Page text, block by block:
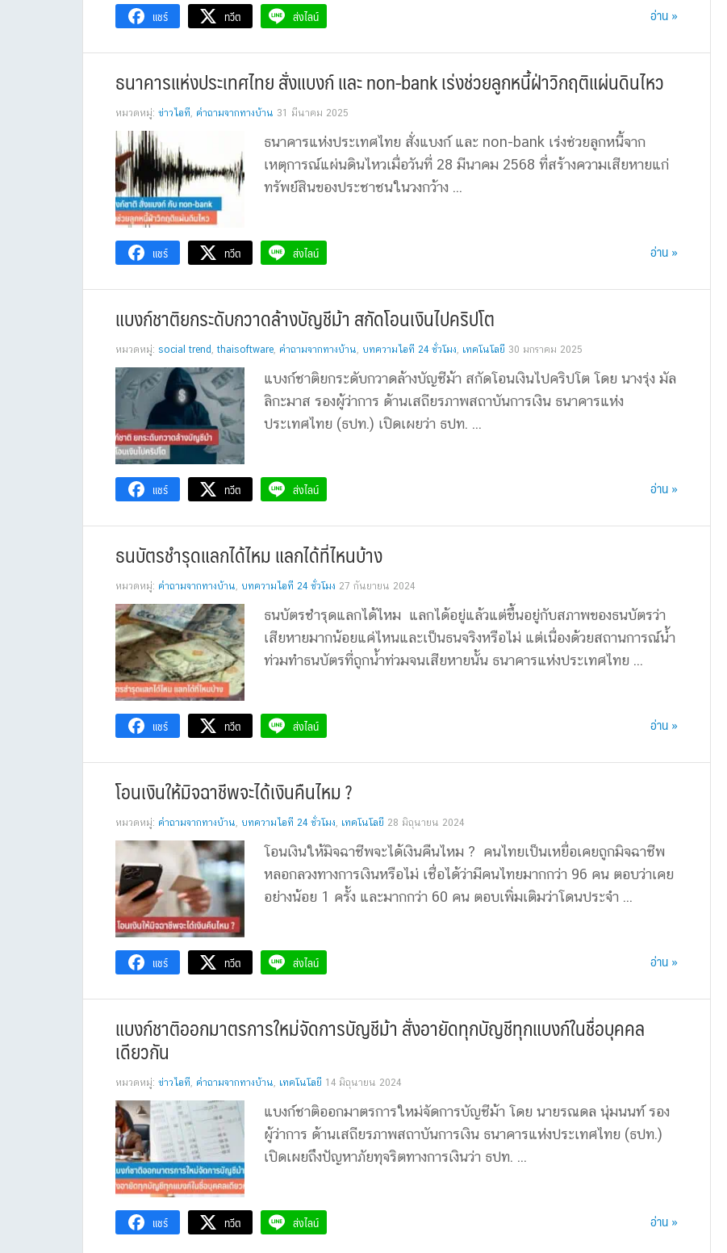
แชร์ ทวีต ส่งไลน์ อ่าน »
ธนาคารแห่งประเทศไทย สั่งแบงก์ และ non-bank เร่งช่วยลูกหนี้ฝ่าวิกฤติแผ่นดินไหว
หมวดหมู่: ข่าวไอที, คำถามจากทางบ้าน 31 มีนาคม 2025
ธนาคารแห่งประเทศไทย สั่งแบงก์ และ non-bank เร่งช่วยลูกหนี้จาก
เหตุการณ์แผ่นดินไหวเมื่อวันที่ 28 มีนาคม 2568 ที่สร้างความเสียหายแก่
ทรัพย์สินของประชาชนในวงกว้าง ...
แชร์ ทวีต ส่งไลน์ อ่าน »
แบงก์ชาติยกระดับกวาดล้างบัญชีม้า สกัดโอนเงินไปคริปโต
หมวดหมู่: social trend ,thaisoftware, คำถามจากทางบ้าน, บทความไอที 24 ชั่วโมง, เทคโนโลยี 30 มกราคม 2025
แบงก์ชาติยกระดับกวาดล้างบัญชีม้า สกัดโอนเงินไปคริปโต โดย นางรุ่ง มัล
ลิกะมาส รองผู้ว่าการ ด้านเสถียรภาพสถาบันการเงิน ธนาคารแห่ง
ประเทศไทย (ธปท.) เปิดเผยว่า ธปท. ...
แชร์ ทวีต ส่งไลน์ อ่าน »
ธนบัตรชํารุดแลกได้ไหม แลกได้ที่ไหนบ้าง
หมวดหมู่: คำถามจากทางบ้าน, บทความไอที 24 ชั่วโมง 27 กันยายน 2024
ธนบัตรชํารุดแลกได้ไหม แลกได้อยู่แล้วแต่ขึ้นอยู่กับสภาพของธนบัตรว่า
เสียหายมากน้อยแค่ไหนและเป็นธนจริงหรือไม่ แต่เนื่องด้วยสถานการณ์น้ำ
ท่วมทำธนบัตรที่ถูกน้ำท่วมจนเสียหายนั้น ธนาคารแห่งประเทศไทย ...
แชร์ ทวีต ส่งไลน์ อ่าน »
โอนเงินให้มิจฉาชีพจะได้เงินคืนไหม ?
หมวดหมู่: คำถามจากทางบ้าน, บทความไอที 24 ชั่วโมง, เทคโนโลยี 28 มิถุนายน 2024
โอนเงินให้มิจฉาชีพจะได้เงินคืนไหม ? คนไทยเป็นเหยื่อเคยถูกมิจฉาชีพ
หลอกลวงทางการเงินหรือไม่ เชื่อได้ว่ามีคนไทยมากกว่า 96 คน ตอบว่าเคย
อย่างน้อย 1 ครั้ง และมากกว่า 60 คน ตอบเพิ่มเติมว่าโดนประจำ ...
แชร์ ทวีต ส่งไลน์ อ่าน »
แบงก์ชาติออกมาตรการใหม่จัดการบัญชีม้า สั่งอายัดทุกบัญชีทุกแบงก์ในชื่อบุคคล
เดียวกัน
หมวดหมู่: ข่าวไอที, คำถามจากทางบ้าน, เทคโนโลยี 14 มิถุนายน 2024
แบงก์ชาติออกมาตรการใหม่จัดการบัญชีม้า โดย นายรณดล นุ่มนนท์ รอง
ผู้ว่าการ ด้านเสถียรภาพสถาบันการเงิน ธนาคารแห่งประเทศไทย (ธปท.)
เปิดเผยถึงปัญหาภัยทุจริตทางการเงินว่า ธปท. ...
แชร์ ทวีต ส่งไลน์ อ่าน »